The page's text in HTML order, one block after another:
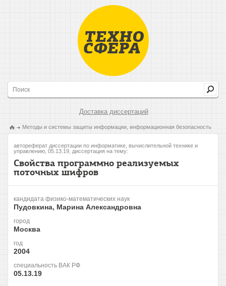
Доставка диссертаций
Методы и системы защиты информации, информационная безопасность
автореферат диссертации по информатике, вычислительной технике и
управлению, 05.13.19, диссертация на тему:
Свойства программно реализуемых
поточных шифров
кандидата физико-математических наук
Пудовкина, Марина Александровна
город
Москва
год
2004
специальность ВАК РФ
05.13.19